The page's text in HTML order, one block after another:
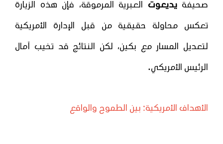
صحيفةيديعوت العبرية المرموقة، فإن هذه الزيارة
تعكس محاولة حقيقية من قبل الإدارة الأمريكية
لتعديل المسار مع بكين، لكن النتائج قد تخيب آمال
الرئيس الأمريكي.
الأهداف الأمريكية: بين الطموح والواقع